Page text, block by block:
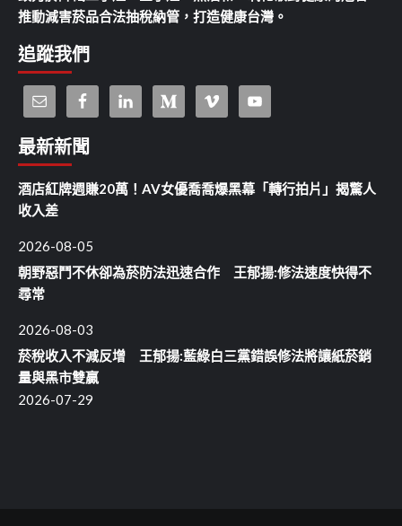
推動減害菸品合法抽稅納管，打造健康台灣。
追蹤我們
最新新聞
酒店紅牌週賺20萬！AV女優喬喬爆黑幕「轉行拍片」揭驚人
收入差
2026-08-05
朝野惡鬥不休卻為菸防法迅速合作 王郁揚:修法速度快得不
尋常
2026-08-03
菸稅收入不減反增 王郁揚:藍綠白三黨錯誤修法將讓紙菸銷
量與黑市雙贏
2026-07-29